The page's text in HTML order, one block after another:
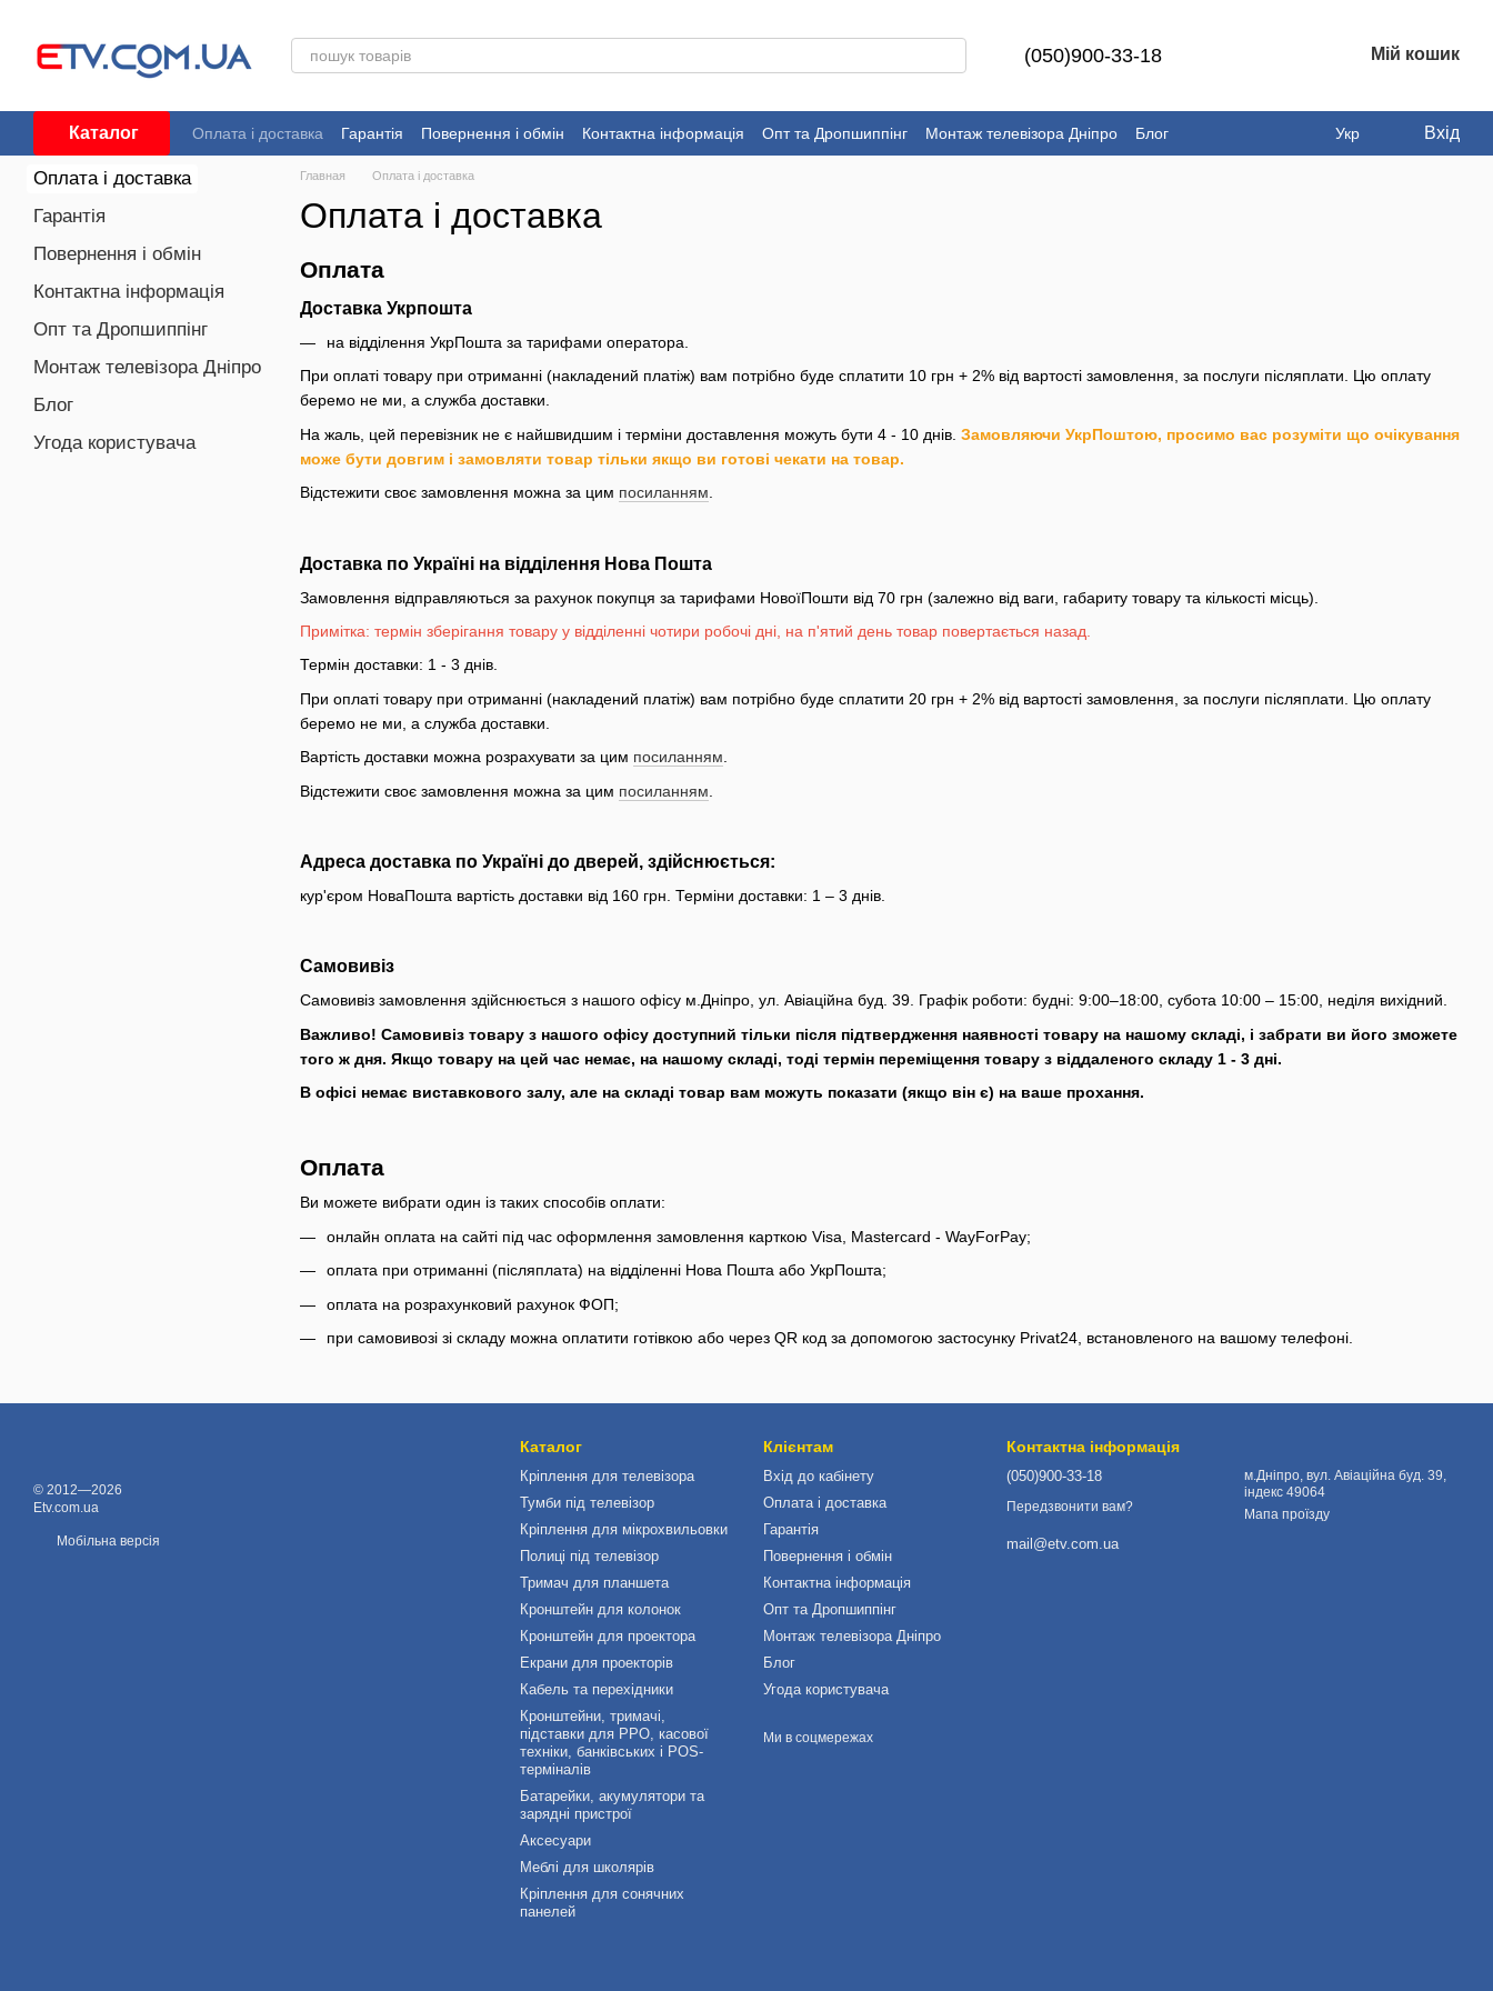
(050)900-33-18 Мій кошик
Каталог Оплата і доставка Гарантія Повернення і обмін Контактна інформація Опт та Дропшиппінг Монтаж телевізора Дніпро
Блог
Угода користувача
Укр Вхід
Главная Оплата і доставка
Оплата і доставка
Оплата
Доставка Укрпошта
на відділення УкрПошта за тарифами оператора.
При оплаті товару при отриманні (накладений платіж) вам потрібно буде сплатити 10 грн + 2% від вартості замовлення, за послуги післяплати. Цю оплату
беремо не ми, а служба доставки.
На жаль, цей перевізник не є найшвидшим і терміни доставлення можуть бути 4 - 10 днів. Замовляючи УкрПоштою, просимо вас розуміти що очікування
може бути довгим і замовляти товар тільки якщо ви готові чекати на товар.
Відстежити своє замовлення можна за цим посиланням
Доставка по Україні на відділення Нова Пошта
Замовлення відправляються за рахунок покупця за тарифами НовоїПошти від 70 грн (залежно від ваги, габариту товару та кількості місць).
Примітка: термін зберігання товару у відділенні чотири робочі дні, на п'ятий день товар повертається назад.
Термін доставки: 1 - 3 днів.
При оплаті товару при отриманні (накладений платіж) вам потрібно буде сплатити 20 грн + 2% від вартості замовлення, за послуги післяплати. Цю оплату
беремо не ми, а служба доставки.
Вартість доставки можна розрахувати за цим посиланням
Відстежити своє замовлення можна за цим посиланням
Адреса доставка по Україні до дверей, здійснюється:
кур'єром НоваПошта вартість доставки від 160 грн. Терміни доставки: 1 – 3 днів.
Самовивіз
Самовивіз замовлення здійснюється з нашого офісу м.Дніпро, ул. Авіаційна буд. 39. Графік роботи: будні: 9:00–18:00, субота 10:00 – 15:00, неділя вихідний.
Важливо! Самовивіз товару з нашого офісу доступний тільки після підтвердження наявності товару на нашому складі, і забрати ви його зможете
того ж дня. Якщо товару на цей час немає, на нашому складі, тоді термін переміщення товару з віддаленого складу 1 - 3 дні.
В офісі немає виставкового залу, але на складі товар вам можуть показати (якщо він є) на ваше прохання.
Оплата
Ви можете вибрати один із таких способів оплати:
онлайн оплата на сайті під час оформлення замовлення карткою Visa, Mastercard - WayForPay;
оплата при отриманні (післяплата) на відділенні Нова Пошта або УкрПошта;
оплата на розрахунковий рахунок ФОП;
при самовивозі зі складу можна оплатити готівкою або через QR код за допомогою застосунку Privat24, встановленого на вашому телефоні.
Оплата і доставка
Гарантія
Повернення і обмін
Контактна інформація
Опт та Дропшиппінг
Монтаж телевізора Дніпро
Блог
Угода користувача
© 2012—2026
Etv.com.ua
Мобільна версія
Каталог
Кріплення для телевізора
Тумби під телевізор
Кріплення для мікрохвильовки
Полиці під телевізор
Тримач для планшета
Кронштейн для колонок
Кронштейн для проектора
Екрани для проекторів
Кабель та перехідники
Кронштейни, тримачі,
підставки для РРО, касової
техніки, банківських і POS-
терміналів
Батарейки, акумулятори та
зарядні пристрої
Аксесуари
Меблі для школярів
Кріплення для сонячних
панелей
Клієнтам
Вхід до кабінету
Оплата і доставка
Гарантія
Повернення і обмін
Контактна інформація
Опт та Дропшиппінг
Монтаж телевізора Дніпро
Блог
Угода користувача
Ми в соцмережах
Контактна інформація
(050)900-33-18
Передзвонити вам?
mail@etv.com.ua
м.Дніпро, вул. Авіаційна буд. 39,
індекс 49064
Мапа проїзду